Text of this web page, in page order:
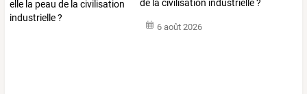
de la civilisation industrielle ?
6 août 2026